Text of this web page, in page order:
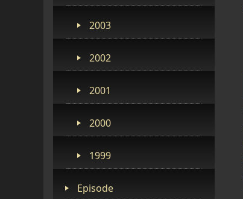
2003
2002
2001
2000
1999
Episode